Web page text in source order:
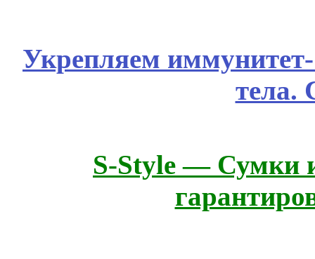
Укрепляем
тела.
S-Style — Сумки